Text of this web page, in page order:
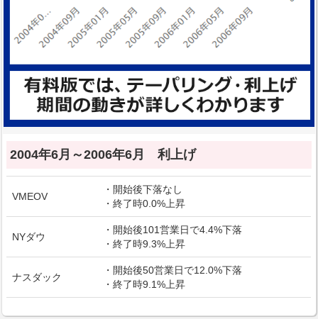
2004年6月～2006年6月 利上げ
VMEOV
・開始後下落なし
・終了時0.0%上昇
NYダウ
・開始後101営業日で4.4%下落
・終了時9.3%上昇
ナスダック
・開始後50営業日で12.0%下落
・終了時9.1%上昇